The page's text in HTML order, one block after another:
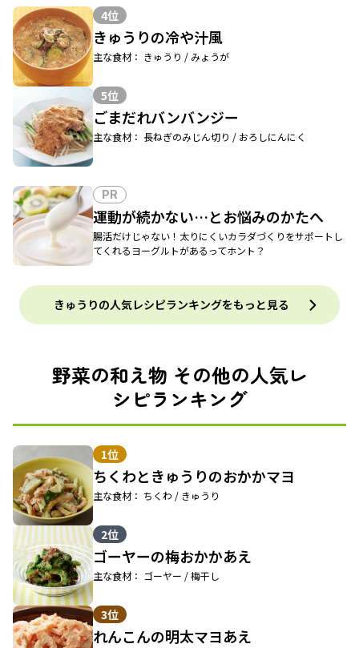
4位
きゅうりの冷や汁風
主な食材： きゅうり / みょうが
5位
ごまだれバンバンジー
主な食材： 長ねぎのみじん切り / おろしにんにく
PR
運動が続かない…とお悩みのかたへ
腸活だけじゃない！太りにくいカラダづくりをサポートし
てくれるヨーグルトがあるってホント？
きゅうりの人気レシピランキングをもっと見る
野菜の和え物 その他の人気レ
シピランキング
1位
ちくわときゅうりのおかかマヨ
主な食材： ちくわ / きゅうり
2位
ゴーヤーの梅おかかあえ
主な食材： ゴーヤー / 梅干し
3位
れんこんの明太マヨあえ